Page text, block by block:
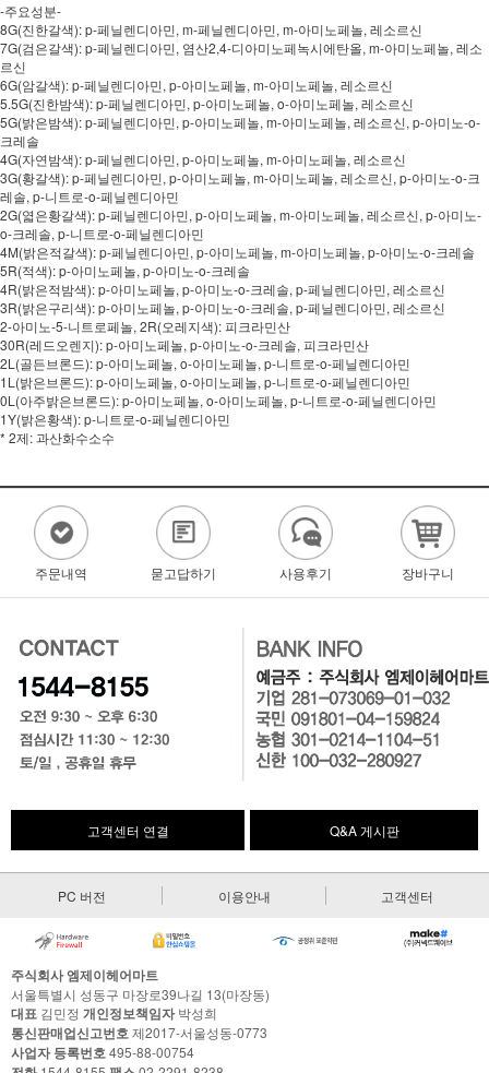
-주요성분-
8G(진한갈색): p-페닐렌디아민, m-페닐렌디아민, m-아미노페놀, 레소르신
7G(검은갈색): p-페닐렌디아민, 염산2,4-디아미노페녹시에탄올, m-아미노페놀, 레소
르신
6G(암갈색): p-페닐렌디아민, p-아미노페놀, m-아미노페놀, 레소르신
5.5G(진한밤색): p-페닐렌디아민, p-아미노페놀, o-아미노페놀, 레소르신
5G(밝은밤색): p-페닐렌디아민, p-아미노페놀, m-아미노페놀, 레소르신, p-아미노-o-
크레솔
4G(자연밤색): p-페닐렌디아민, p-아미노페놀, m-아미노페놀, 레소르신
3G(황갈색): p-페닐렌디아민, p-아미노페놀, m-아미노페놀, 레소르신, p-아미노-o-크
레솔, p-니트로-o-페닐렌디아민
2G(엷은황갈색): p-페닐렌디아민, p-아미노페놀, m-아미노페놀, 레소르신, p-아미노-
o-크레솔, p-니트로-o-페닐렌디아민
4M(밝은적갈색): p-페닐렌디아민, p-아미노페놀, m-아미노페놀, p-아미노-o-크레솔
5R(적색): p-아미노페놀, p-아미노-o-크레솔
4R(밝은적밤색): p-아미노페놀, p-아미노-o-크레솔, p-페닐렌디아민, 레소르신
3R(밝은구리색): p-아미노페놀, p-아미노-o-크레솔, p-페닐렌디아민, 레소르신
2-아미노-5-니트로페놀, 2R(오레지색): 피크라민산
30R(레드오렌지): p-아미노페놀, p-아미노-o-크레솔, 피크라민산
2L(골든브론드): p-아미노페놀, o-아미노페놀, p-니트로-o-페닐렌디아민
1L(밝은브론드): p-아미노페놀, o-아미노페놀, p-니트로-o-페닐렌디아민
0L(아주밝은브론드): p-아미노페놀, o-아미노페놀, p-니트로-o-페닐렌디아민
1Y(밝은황색): p-니트로-o-페닐렌디아민
* 2제: 과산화수소수
주문내역 묻고답하기 사용후기 장바구니
고객센터 연결 Q&A 게시판
PC 버전 이용안내 고객센터
주식회사 엠제이헤어마트
서울특별시 성동구 마장로39나길 13(마장동)
대표 김민정 개인정보책임자박성희
통신판매업신고번호제2017-서울성동-0773
사업자 등록번호495-88-00754